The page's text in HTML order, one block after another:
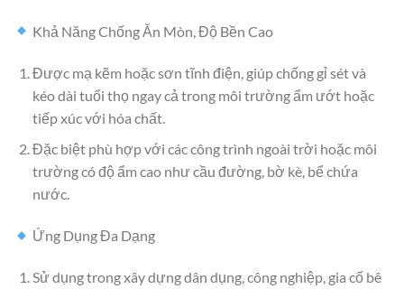
Khả Năng Chống Ăn Mòn, Độ Bền Cao
Được mạ kẽm hoặc sơn tĩnh điện, giúp chống gỉ sét và
kéo dài tuổi thọ ngay cả trong môi trường ẩm ướt hoặc
tiếp xúc với hóa chất.
Đặc biệt phù hợp với các công trình ngoài trời hoặc môi
trường có độ ẩm cao như cầu đường, bờ kè, bể chứa
nước.
Ứng Dụng Đa Dạng
Sử dụng trong xây dựng dân dụng, công nghiệp, gia cố bê